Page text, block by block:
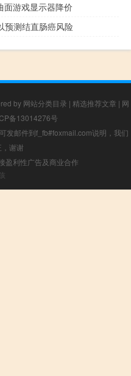
游戏显示器降价
预测结直肠癌风险
by 网站分类目录 | 精选推荐文章 | 网
备13014276号
发邮件到f_fb#foxmail.com说明，我们
谢谢
盈利性广告及商业合作